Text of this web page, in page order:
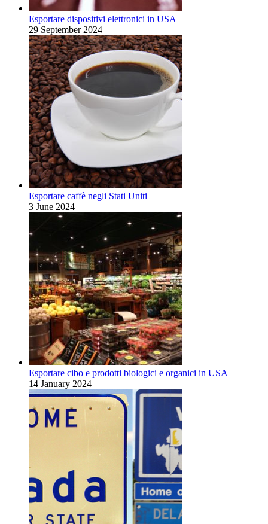
Esportare dispositivi elettronici in USA
29 September 2024
Esportare caffè negli Stati Uniti
3 June 2024
Esportare cibo e prodotti biologici e organici in USA
14 January 2024